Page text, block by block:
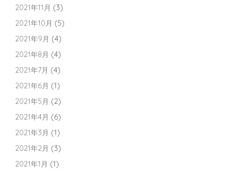
2021年11月 (3)
2021年10月 (5)
2021年9月 (4)
2021年8月 (4)
2021年7月 (4)
2021年6月 (1)
2021年5月 (2)
2021年4月 (6)
2021年3月 (1)
2021年2月 (3)
2021年1月 (1)